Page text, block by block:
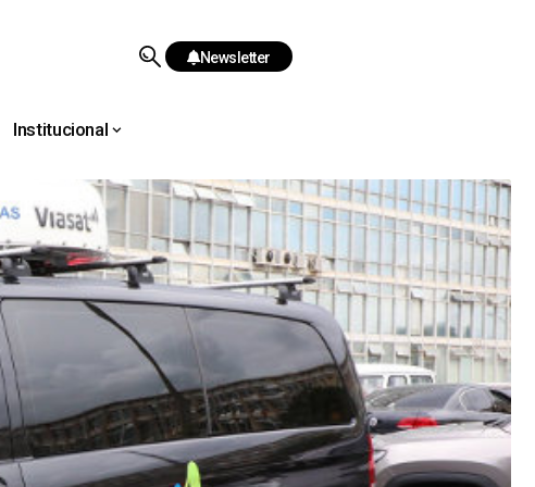
Newsletter
Institucional